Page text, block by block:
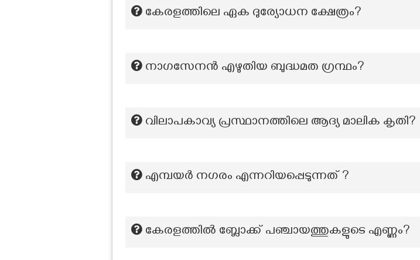
കേരളത്തിലെ ഏക ദുര്യോധന ക്ഷേത്രം?
നാഗസേനൻ എഴുതിയ ബുദ്ധമത ഗ്രന്ഥം?
വിലാപകാവ്യ പ്രസ്ഥാനത്തിലെ ആദ്യ മാലിക കൃതി?
എമ്പയർ നഗരം എന്നറിയപ്പെടുന്നത് ?
കേരളത്തിൽ ബ്ലോക്ക് പഞ്ചായത്തുകളുടെ എണ്ണം?